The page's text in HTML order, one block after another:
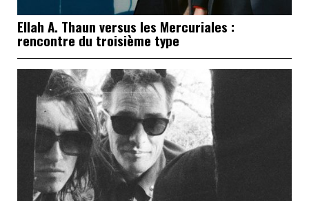
Ellah A. Thaun versus les Mercuriales :
rencontre du troisième type